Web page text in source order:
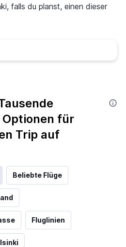
falls du planst, einen dieser
für
Trip auf
Beliebte Flüge
Fluglinien